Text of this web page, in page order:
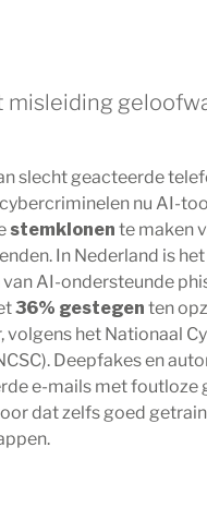
misleiding
slecht geacteerde
nu AI-
stemklonen te maken
In Nederland is
AI-ondersteunde
36% gestegen ten
volgens het Nationaal
Deepfakes en
e-mails met foutloze
dat zelfs goed